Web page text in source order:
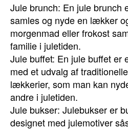
Jule brunch: En jule brunch
samles og nyde en lækker
morgenmad eller frokost
familie i juletiden.
Jule buffet: En jule buffet er
med et udvalg af
lækkerier, som man kan
andre i juletiden.
Jule bukser: Julebukser er
designet med julemotiver